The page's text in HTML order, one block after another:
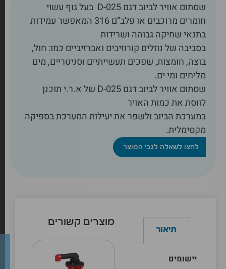
שסתום אוויר לביוב דגם D-025 בעל גוף עשוי
חומרים מרוכבים או פלב”ם 316 המאפשר עמידות
בתנאי שחיקה גבוהה ושרידות
בסביבה של נוזלים קורוזיבים ואברזיביים כמו: חול,
בוצה, חומצות, שפכים תעשייתיים וסניטריים, מים
מליחים ומי ים.
שסתום אוויר לביוב דגם D-025 של א.ר.י תוכנן
לווסת את כמות האויר
במערכת הביוב ולשפר את יעילות המערכת בספיקה
מקסימלית.
לחצו לשאלה לגבי המוצר
תיאור
יישומים
מוצרים קשורים